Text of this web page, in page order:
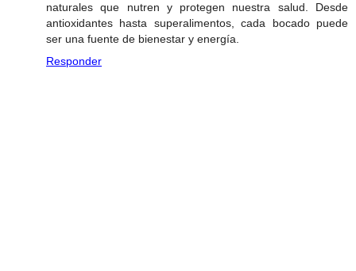
naturales que nutren y protegen nuestra salud. Desde
antioxidantes hasta superalimentos, cada bocado puede
ser una fuente de bienestar y energía.
Responder